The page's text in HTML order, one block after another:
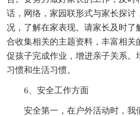
话，网络，家园联形式与家长探讨
况，了解在家表现。请家长及时了
合收集相关的主题资料，丰富相关
促孩子完成作业，增进亲子关系。
习惯和生活习惯。
6、安全工作方面
安全第一，在户外活动时，我